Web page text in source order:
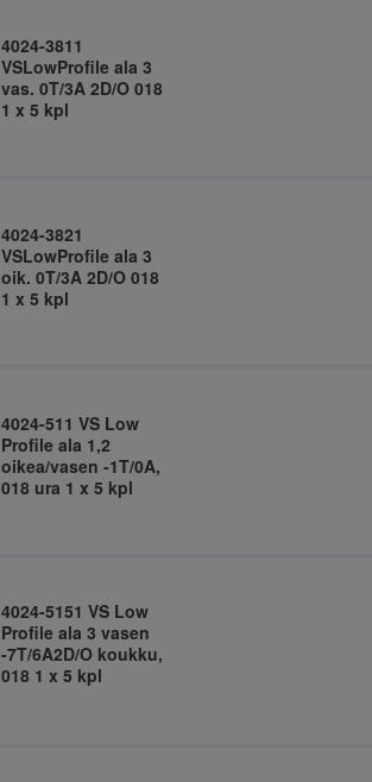
4024-3811
VSLowProfile ala 3
vas. 0T/3A 2D/O 018
1 x 5 kpl
4024-3821
VSLowProfile ala 3
oik. 0T/3A 2D/O 018
1 x 5 kpl
4024-511 VS Low
Profile ala 1,2
oikea/vasen -1T/0A,
018 ura 1 x 5 kpl
4024-5151 VS Low
Profile ala 3 vasen
-7T/6A2D/O koukku,
018 1 x 5 kpl